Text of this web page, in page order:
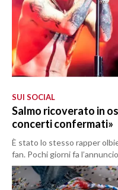
SUI SOCIAL
Salmo ricoverato in
concerti confermati»
È stato lo stesso rapper
fan. Pochi giorni fa